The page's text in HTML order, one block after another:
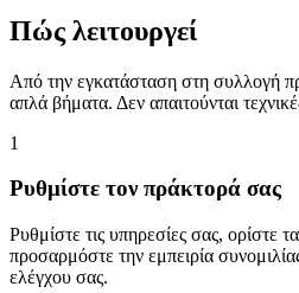
Πώς λειτουργεί
Από την εγκατάσταση στη συλλογή
απλά βήματα. Δεν απαιτούνται
1
Ρυθμίστε τον πράκτορά σας
Ρυθμίστε τις υπηρεσίες σας, ορίστε
προσαρμόστε την εμπειρία
ελέγχου σας.